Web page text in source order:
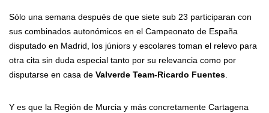
Sólo una semana después de que siete sub 23 participaran con
sus combinados autonómicos en el Campeonato de España
disputado en Madrid, los júniors y escolares toman el relevo para
otra cita sin duda especial tanto por su relevancia como por
disputarse en casa de Valverde Team-Ricardo Fuentes.
Y es que la Región de Murcia y más concretamente Cartagena